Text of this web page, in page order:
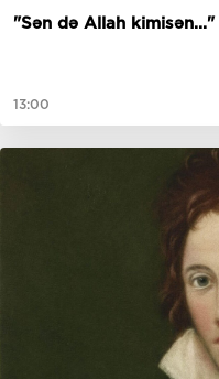
"Sən də Allah kimisən..."
13:00